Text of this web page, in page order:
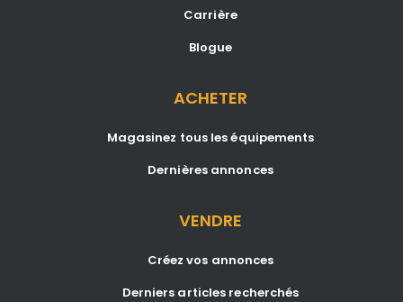
Carrière
Blogue
ACHETER
Magasinez tous les équipements
Dernières annonces
VENDRE
Créez vos annonces
Derniers articles recherchés